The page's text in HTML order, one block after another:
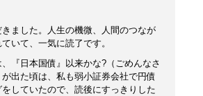
ました。人生の機微、人間のつなが
いて、一気に読了です。
『日本国債』以来かな?（ごめんなさ
出た頃は、私も弱小証券会社で円債
していたので、読後にすっきりした